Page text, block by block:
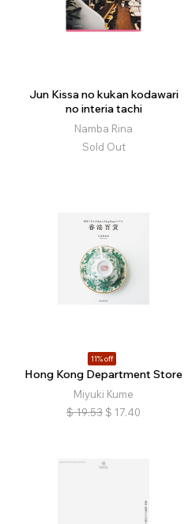
Jun Kissa no kukan kodawari
no interia tachi
Namba Rina
Sold Out
11% off
Hong Kong Department Store
Miyuki Kume
$ 19.53 $ 17.40